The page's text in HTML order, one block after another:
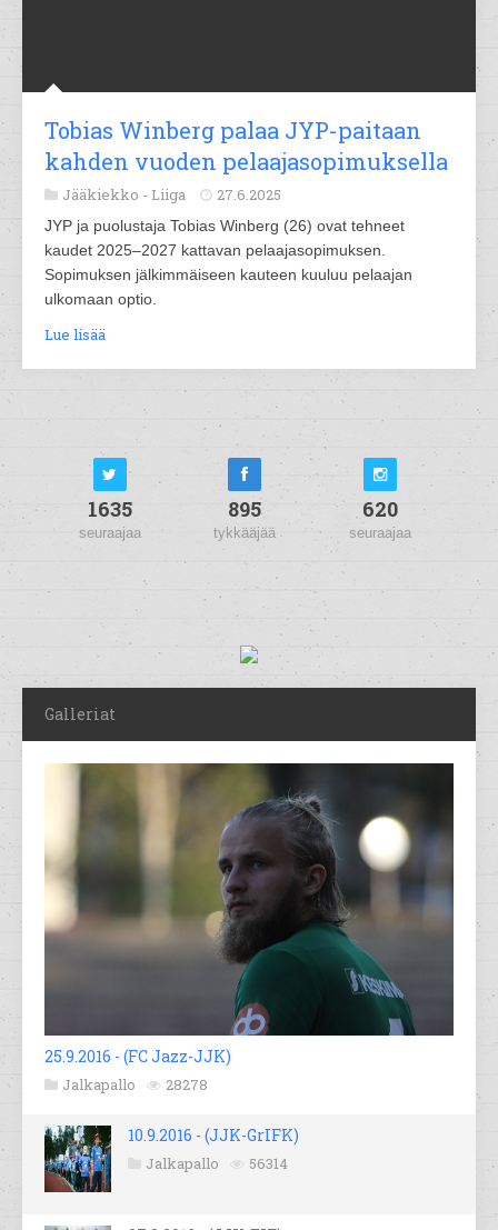
Tobias Winberg palaa JYP-paitaan
kahden vuoden pelaajasopimuksella
Jääkiekko - Liiga 27.6.2025
JYP ja puolustaja Tobias Winberg (26) ovat tehneet
kaudet 2025–2027 kattavan pelaajasopimuksen.
Sopimuksen jälkimmäiseen kauteen kuuluu pelaajan
ulkomaan optio.
Lue lisää
1635
seuraajaa
895
tykkääjää
620
seuraajaa
Galleriat
25.9.2016 - (FC Jazz-JJK)
Jalkapallo 28278
10.9.2016 - (JJK-GrIFK)
Jalkapallo 56314